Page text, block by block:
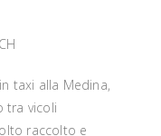
taxi alla Medina,
tra vicoli
raccolto e